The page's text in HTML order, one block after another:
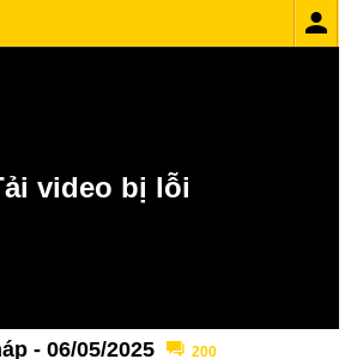
- 06/05/2025 200